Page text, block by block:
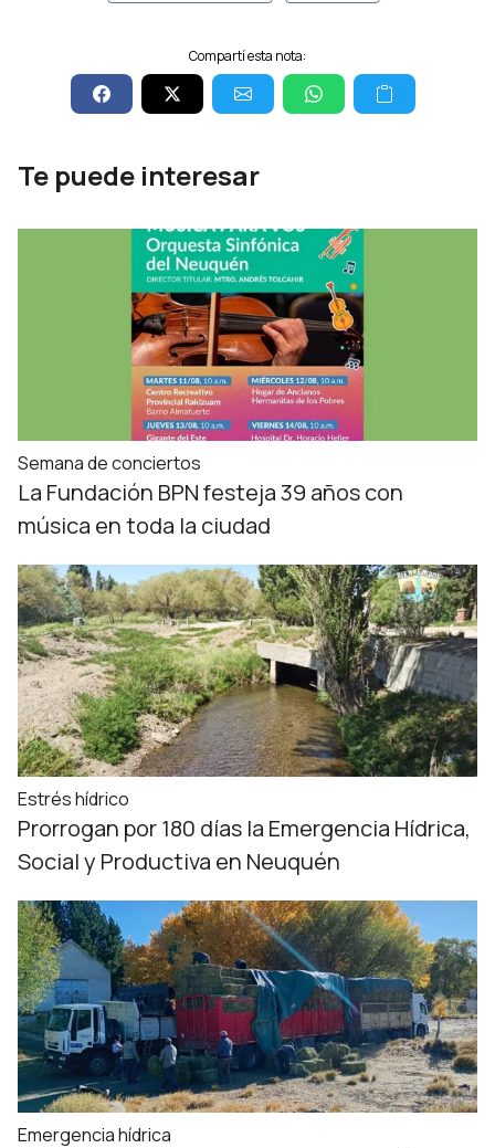
Compartí esta nota:
Te puede interesar
Semana de conciertos
La Fundación BPN festeja 39 años con
música en toda la ciudad
Estrés hídrico
Prorrogan por 180 días la Emergencia Hídrica,
Social y Productiva en Neuquén
Emergencia hídrica